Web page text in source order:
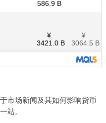
市场新闻及其如何影响货币
站。